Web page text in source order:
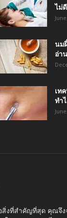
ไม่
นม
อ่า
เท
ทำ
สิ่งที่สำคัญที่สุด คุณจึ